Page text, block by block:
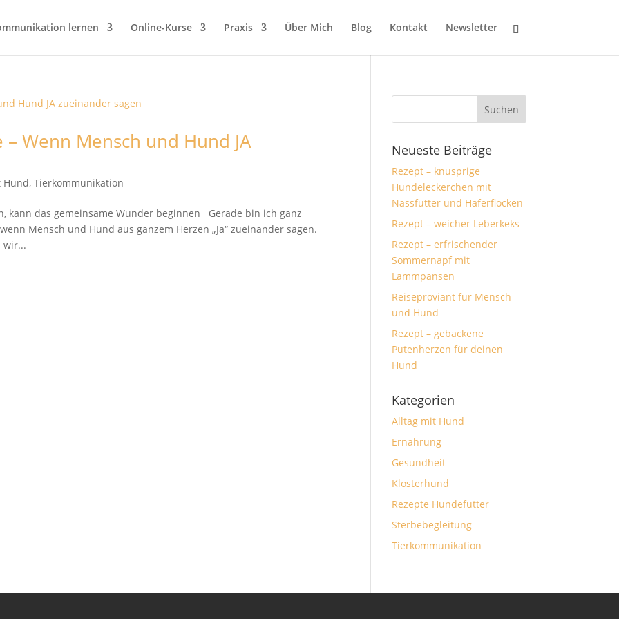
lernen Online-Kurse Praxis Über Mich Blog Kontakt Newsletter
Wenn Mensch und Hund JA
Hund,Tierkommunikation
kann das gemeinsame Wunder beginnen Gerade bin ich ganz
Mensch und Hund aus ganzem Herzen „Ja“ zueinander sagen.
wir...
Neueste Beiträge
Rezept – knusprige
Hundeleckerchen mit
Nassfutter und Haferflocken
Rezept – weicher Leberkeks
Rezept – erfrischender
Sommernapf mit
Lammpansen
Reiseproviant für Mensch
und Hund
Rezept – gebackene
Putenherzen für deinen
Hund
Kategorien
Alltag mit Hund
Ernährung
Gesundheit
Klosterhund
Rezepte Hundefutter
Sterbebegleitung
Tierkommunikation